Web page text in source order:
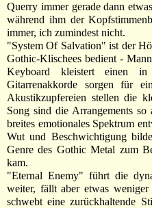
Querry immer gerade dann
während ihm der
immer, ich zumindest nicht.
"System Of Salvation" ist der
Gothic-Klischees bedient -
Keyboard kleistert einen
Gitarrenakkorde sorgen für
Akustikzupfereien stellen die
Song sind die Arrangements
breites emotionales Spektrum
Wut und Beschwichtigung
Genre des Gothic Metal zum
kam.
"Eternal Enemy" führt die
weiter, fällt aber etwas
schwebt eine zurückhaltende